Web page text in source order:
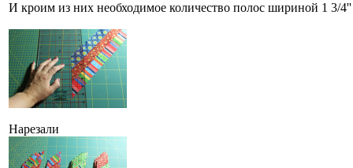
И кроим из них необходимое количество полос шириной 1 3/
Нарезали